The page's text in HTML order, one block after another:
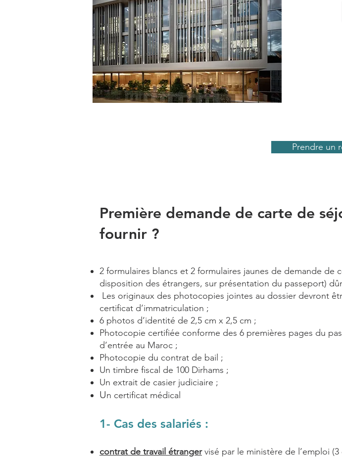
Prendre un
Première demande de carte de
fournir ?
2 formulaires blancs et 2 formulaires jaunes de demande de
disposition des étrangers, sur présentation du passeport)
Les originaux des photocopies jointes au dossier devront
certificat d’immatriculation ;
6 photos d’identité de 2,5 cm x 2,5 cm ;
Photocopie certifiée conforme des 6 premières pages du
d’entrée au Maroc ;
Photocopie du contrat de bail ;
Un timbre fiscal de 100 Dirhams ;
Un extrait de casier judiciaire ;
Un certificat médical
1- Cas des salariés :
contrat de travail étranger visé par le ministère de l’emploi (3